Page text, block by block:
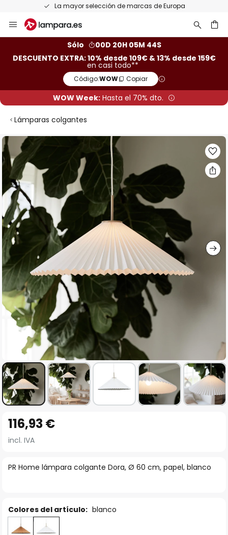
La mayor selección de marcas de Europa
al
Sólo
00D 20H 05M 43S
DESCUENTO EXTRA: 10% desde 109€ & 13% desde 159€
en casi todo**
Código:WOW Copiar
WOW Week: Hasta el 70% dto.
Lámparas colgantes
Saltar
al
final
de
la
galería
de
imágenes
comienzo
laPR Home lámpara colgante Dora, Ø 60 cm, papel, blanco
116,93 €
incl. IVA
Colores del artículo: blanco